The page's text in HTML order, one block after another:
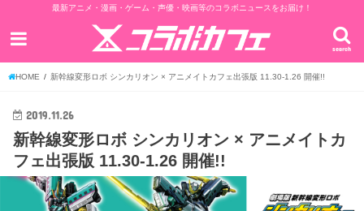
最新アニメ・漫画・ゲーム・声優・映画等のコラボニュースをお届け！
search
HOME 新幹線変形ロボ シンカリオン × アニメイトカフェ出張版 11.30-1.26 開催!!
2019.11.26
新幹線変形ロボ シンカリオン × アニメイトカ
フェ出張版 11.30-1.26 開催!!